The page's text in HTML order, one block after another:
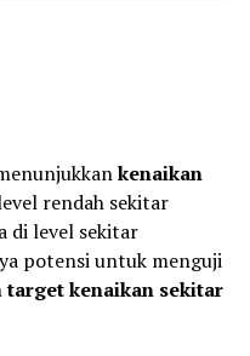
kenaikan
rendah sekitar
di level sekitar
potensi untuk menguji
target kenaikan sekitar